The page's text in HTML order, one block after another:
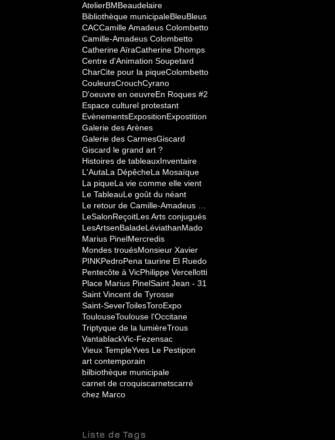
AtelierBMBeaudelaire
Bibliothèque municipaleBleuBleus
CACCamille Amadeus Colombetto
Camille-Amadeus Colombetto
Catherine AïraCatherine Dhomps
Centre d'Animation Soupetard
CharCite pour la piqueColombetto
CouleursCrouchCyrano
D'oeuvre en oeuvreEn Roques #2
Espace culturel protestant
EvènementsExpositionExpostition
Galerie des Arènes
Galerie des CarmesGiscard
Giscard le grand art ?
Histoires de tableauxInventaire
L'AutaLa DépêcheLa Mosaïque
La piqueLa vie comme elle vient
Le TableauLe goût du néant
LeSalonReçoitLes Arts conjugués
LesArtsenBaladeLéviathanMado
Marius PinelMercredis
Mondes trouésMonsieur Xavier
PINKPedroPena taurine El Ruedo
Pentecôte à VicPhilippe Vercellotti
Place Marius PinelSaint Jean - 31
Saint Vincent de Tyrosse
Saint-SeverToilesToroExpo
ToulouseToulouse l'Occitane
Triptyque de la lumièreTrous
VantablackVic-Fezensac
Vieux TempleYves Le Pestipon
art contemporain
bilbiothèque municipale
carnet de croquiscarnetscarré
chez Marco
Liste de Tags